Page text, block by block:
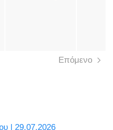
Επόμενο